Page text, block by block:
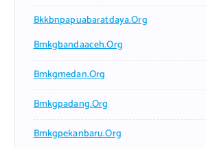
Bkkbnpapuabaratdaya.org
Bmkgbandaaceh.org
Bmkgmedan.org
Bmkgpadang.org
Bmkgpekanbaru.org